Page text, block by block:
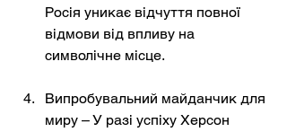
Росія уникає відчуття повної
відмови від впливу на
символічне місце.
Випробувальний майданчик для
миру – У разі успіху Херсон